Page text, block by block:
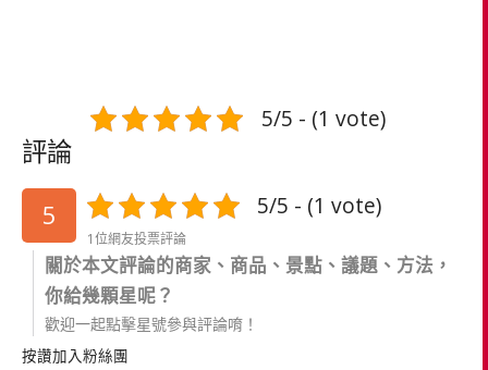
5/5 - (1 vote)
評論
5
5/5 - (1 vote)
1位網友投票評論
關於本文評論的商家、商品、景點、議題、方法，
你給幾顆星呢？
歡迎一起點擊星號參與評論唷！
按讚加入粉絲團